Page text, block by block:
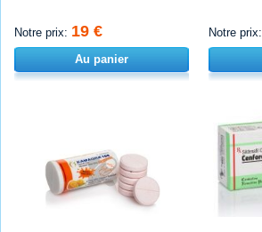
Notre prix: 19 €
Au panier
Notre prix: